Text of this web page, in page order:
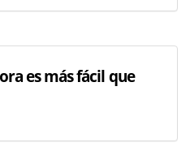
es más fácil que